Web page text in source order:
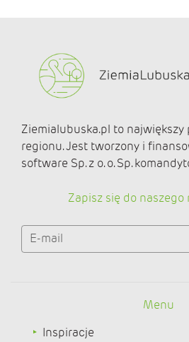
Ziemialubuska.pl to
regionu. Jest tworzony i
software Sp. z o. o. Sp.
Zapisz się do
E-mail
Menu
Inspiracje